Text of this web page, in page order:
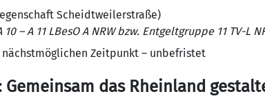
Scheidtweilerstraße)
– A 11 LBesO A NRW bzw. Entgeltgruppe 11 TV-L
nächstmöglichen Zeitpunkt – unbefristet
Gemeinsam das Rheinland